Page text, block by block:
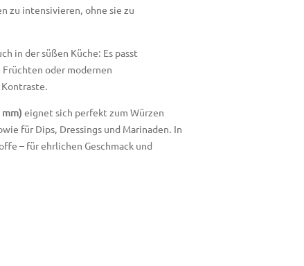
zu intensivieren, ohne sie zu
in der süßen Küche: Es passt
Früchten oder modernen
mm) eignet sich perfekt zum Würzen
für Dips, Dressings und Marinaden. In
– für ehrlichen Geschmack und